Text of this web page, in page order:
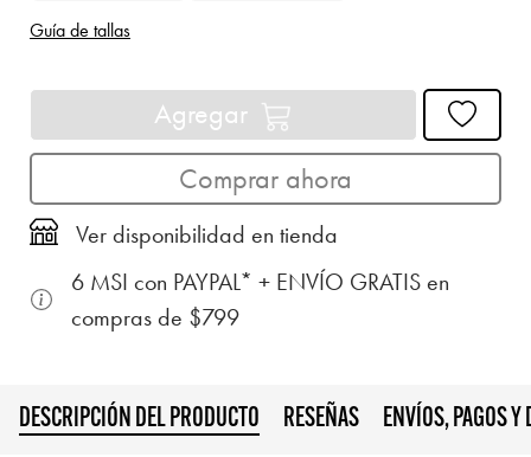
Guía de tallas
Agregar
Comprar ahora
Ver disponibilidad en tienda
6 MSI con PAYPAL* + ENVÍO GRATIS en
compras de $799
DESCRIPCIÓN DEL PRODUCTO RESEÑAS ENVÍOS, PAGOS Y